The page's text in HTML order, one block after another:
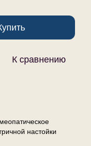
К сравнению
настойки